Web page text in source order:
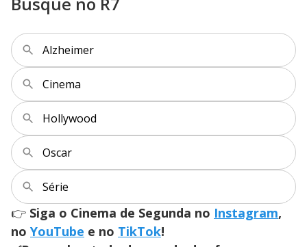
Alzheimer
Cinema
Hollywood
Oscar
Série
👉 Siga o Cinema de Segunda no Instagram,
no YouTube e no TikTok!